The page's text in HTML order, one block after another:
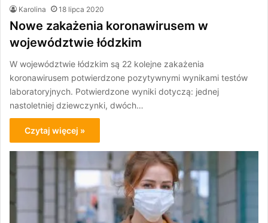
Karolina 18 lipca 2020
Nowe zakażenia koronawirusem w
województwie łódzkim
W województwie łódzkim są 22 kolejne zakażenia
koronawirusem potwierdzone pozytywnymi wynikami testów
laboratoryjnych. Potwierdzone wyniki dotyczą: jednej
nastoletniej dziewczynki, dwóch…
Czytaj więcej »